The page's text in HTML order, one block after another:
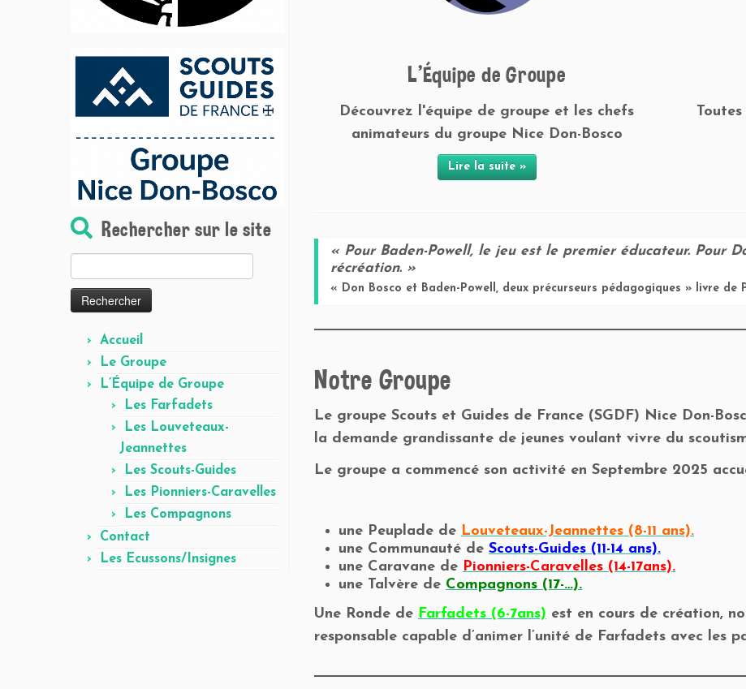
Rechercher sur le site
Accueil
Le Groupe
L’Équipe de Groupe
Les Farfadets
Les Louveteaux-
Jeannettes
Les Scouts-Guides
Les Pionniers-Caravelles
Les Compagnons
Contact
Les Ecussons/Insignes
L’Équipe de Groupe
Découvrez l'équipe de groupe et les chefs
animateurs du groupe Nice Don-Bosco
Lire la suite »
« Pour Baden-Powell, le jeu est le premier éducateur. Pour
récréation. »
« Don Bosco et Baden-Powell, deux précurseurs pédagogiques » livre de
Notre Groupe
Le groupe Scouts et Guides de France (SGDF) Nice Don-
la demande grandissante de jeunes voulant vivre du
Le groupe a commencé son activité en Septembre 2025
une Peuplade de Louveteaux-Jeannettes (8-11 ans).
une Communauté de Scouts-Guides (11-14 ans).
une Caravane de Pionniers-Caravelles (14-17ans).
une Talvère de Compagnons (17-…).
Une Ronde de Farfadets (6-7ans) est en cours de création,
responsable capable d’animer l’unité de Farfadets avec les